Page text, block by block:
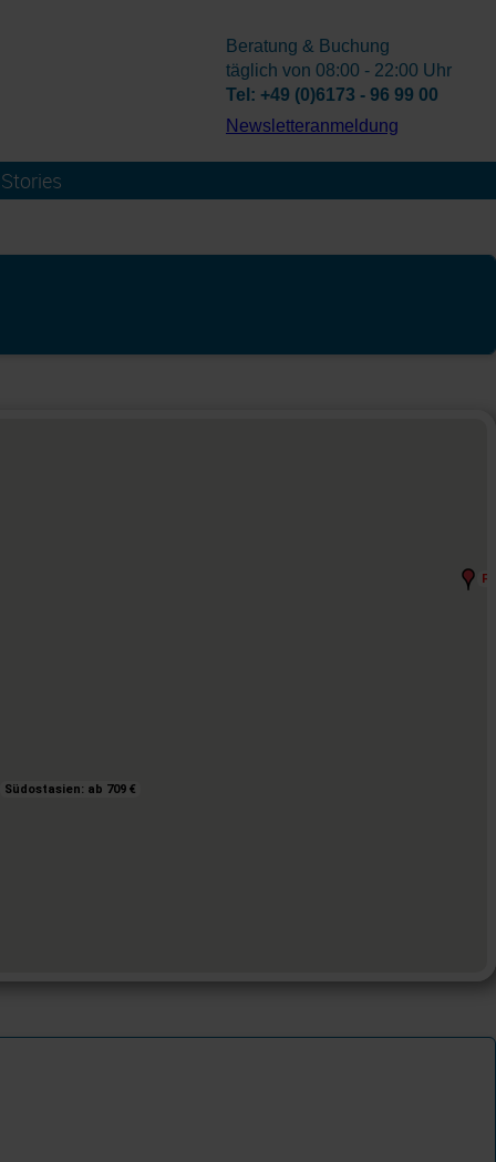
Beratung & Buchung
täglich von 08:00 - 22:00 Uhr
Tel: +49 (0)6173 - 96 99 00
­Newsletteranmeldung
Südostasien: ab 709 €
Südostasien: ab 709 €